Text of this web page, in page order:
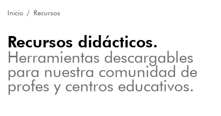
Inicio Recursos
Recursos didácticos.
Herramientas descargables
para nuestra comunidad de
profes y centros educativos.